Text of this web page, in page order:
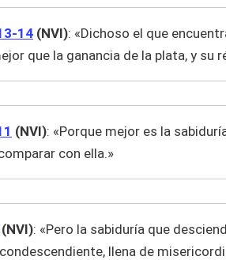
14 (NVI): «Dichoso el que
que la ganancia de la plata, y su
(NVI): «Porque mejor es la
con ella.»
(NVI): «Pero la sabiduría que
llena de